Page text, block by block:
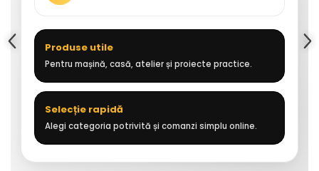
Produse utile
Pentru mașină, casă, atelier și proiecte practice.
Selecție rapidă
Alegi categoria potrivită și comanzi simplu online.